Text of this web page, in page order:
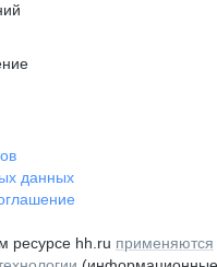
данных
ресурсе hh.ru применяются